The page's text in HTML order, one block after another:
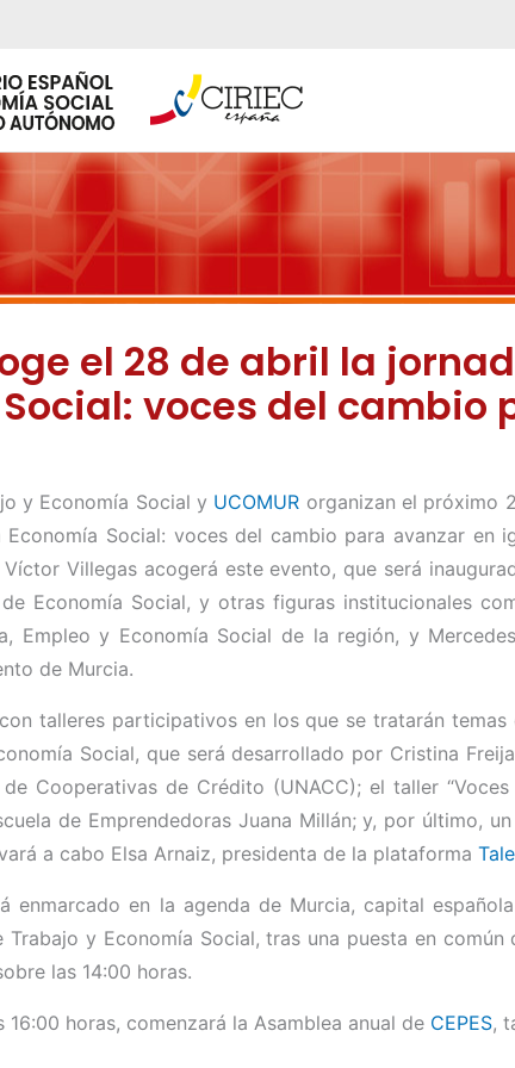
el 28 de abril la
voces del cambio
y Economía Social y UCOMUR organizan el próximo
Economía Social: voces del cambio para avanzar en
Villegas acogerá este evento, que será
Economía Social, y otras figuras institucionales
Empleo y Economía Social de la región, y
de Murcia.
talleres participativos en los que se tratarán
Social, que será desarrollado por Cristina
Cooperativas de Crédito (UNACC); el taller “Voces
de Emprendedoras Juana Millán; y, por último,
a cabo Elsa Arnaiz, presidenta de la plataforma
enmarcado en la agenda de Murcia, capital
Trabajo y Economía Social, tras una puesta en
las 14:00 horas.
16:00 horas, comenzará la Asamblea anual de CEPES,